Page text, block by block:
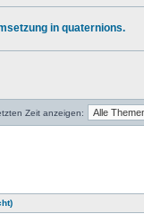
in quaternions.
Zeit anzeigen: